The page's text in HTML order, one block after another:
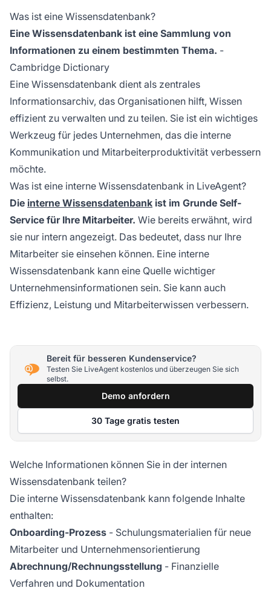
Was ist eine Wissensdatenbank?
Eine Wissensdatenbank ist eine Sammlung von
Informationen zu einem bestimmten Thema. -
Cambridge Dictionary
Eine Wissensdatenbank dient als zentrales
Informationsarchiv, das Organisationen hilft, Wissen
effizient zu verwalten und zu teilen. Sie ist ein wichtiges
Werkzeug für jedes Unternehmen, das die interne
Kommunikation und Mitarbeiterproduktivität verbessern
möchte.
Was ist eine interne Wissensdatenbank in LiveAgent?
Die interne Wissensdatenbank ist im Grunde Self-
Service für Ihre Mitarbeiter. Wie bereits erwähnt, wird
sie nur intern angezeigt. Das bedeutet, dass nur Ihre
Mitarbeiter sie einsehen können. Eine interne
Wissensdatenbank kann eine Quelle wichtiger
Unternehmensinformationen sein. Sie kann auch
Effizienz, Leistung und Mitarbeiterwissen verbessern.
Bereit für besseren Kundenservice?
Testen Sie LiveAgent kostenlos und überzeugen Sie sich
selbst.
Demo anfordern
30 Tage gratis testen
Welche Informationen können Sie in der internen
Wissensdatenbank teilen?
Die interne Wissensdatenbank kann folgende Inhalte
enthalten:
Onboarding-Prozess - Schulungsmaterialien für neue
Mitarbeiter und Unternehmensorientierung
Abrechnung/Rechnungsstellung - Finanzielle
Verfahren und Dokumentation